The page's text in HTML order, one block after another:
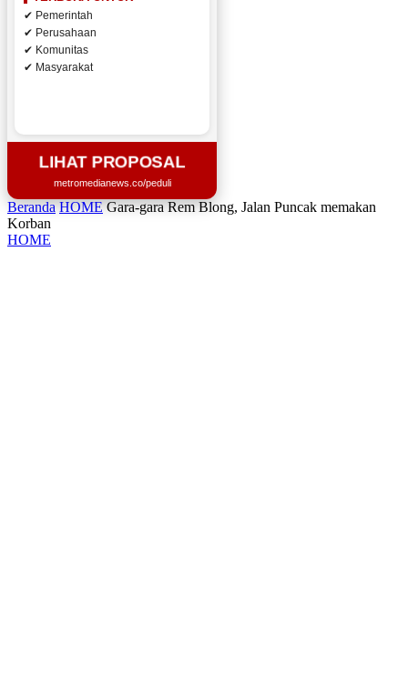
✔ Pemerintah
✔ Perusahaan
✔ Komunitas
✔ Masyarakat
LIHAT PROPOSAL
metromedianews.co/peduli
Beranda HOME Gara-gara Rem Blong, Jalan Puncak memakan
Korban
HOME